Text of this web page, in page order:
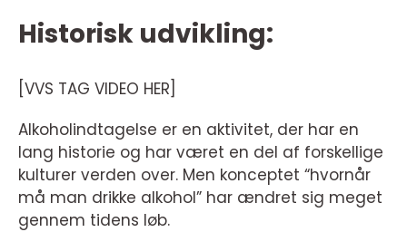
Historisk udvikling:
[VVS TAG VIDEO HER]
Alkoholindtagelse er en aktivitet, der har en
lang historie og har været en del af forskellige
kulturer verden over. Men konceptet “hvornår
må man drikke alkohol” har ændret sig meget
gennem tidens løb.